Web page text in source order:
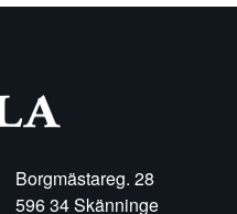
Borgmästareg. 28
596 34 Skänninge